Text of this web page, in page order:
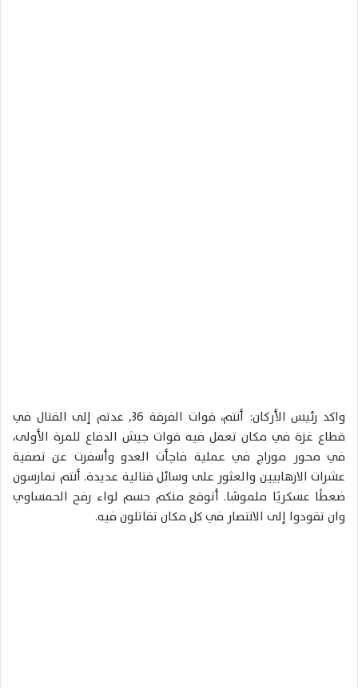
‏واكد رئيس الأركان: أنتم، قوات الفرقة 36, عدتم إلى القتال في
قطاع غزة في مكان تعمل فيه قوات جيش الدفاع للمرة الأولى،
في محور موراج في عملية فاجأت العدو وأسفرت عن تصفية
عشرات الارهابيين والعثور على وسائل قتالية عديدة. أنتم تمارسون
ضعطًا عسكريًا ملموسًا. أتوقع منكم حسم لواء رفح الحمساوي
وان تقودوا إلى الانتصار في كل مكان تقاتلون فيه.